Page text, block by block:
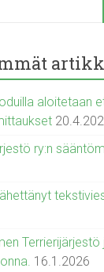
aloitetaan
ry:n
16.1.2026